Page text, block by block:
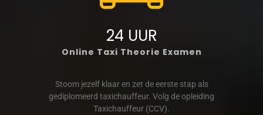
24 UUR
Online Taxi Theorie Examen
Stoom jezelf klaar en zet de eerste stap als
gediplomeerd taxichauffeur. Volg de opleiding
Taxichauffeur (CCV).